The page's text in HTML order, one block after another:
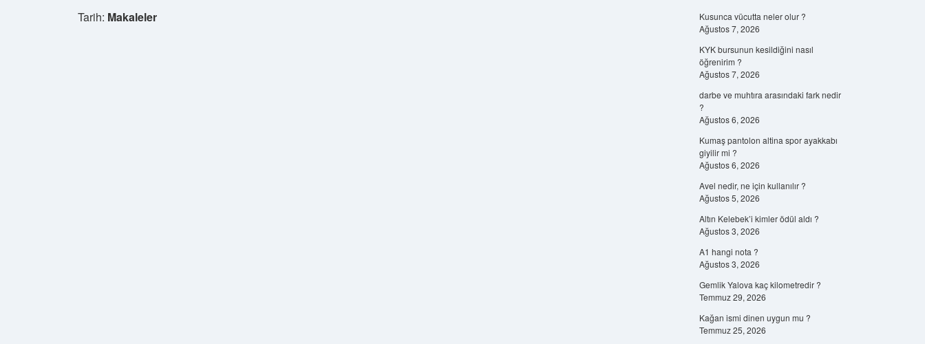
Tarih: Makaleler
Kusunca vücutta neler olur ?
Ağustos 7, 2026
KYK bursunun kesildiğini nasıl
öğrenirim ?
Ağustos 7, 2026
darbe ve muhtıra arasındaki fark nedir
?
Ağustos 6, 2026
Kumaş pantolon altina spor ayakkabı
giyilir mi ?
Ağustos 6, 2026
Avel nedir, ne için kullanılır ?
Ağustos 5, 2026
Altın Kelebek’i kimler ödül aldı ?
Ağustos 3, 2026
A1 hangi nota ?
Ağustos 3, 2026
Gemlik Yalova kaç kilometredir ?
Temmuz 29, 2026
Kağan ismi dinen uygun mu ?
Temmuz 25, 2026